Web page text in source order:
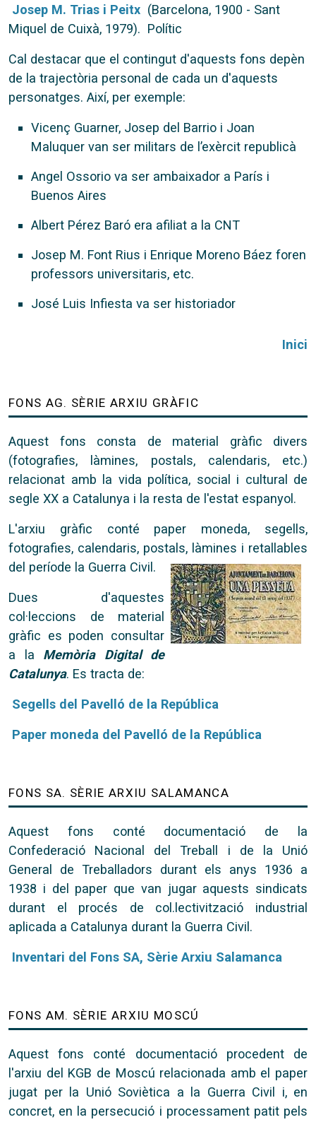
Josep M. Trias i Peitx (Barcelona, 1900 - Sant
Miquel de Cuixà, 1979). Polític
Cal destacar que el contingut d'aquests fons depèn
de la trajectòria personal de cada un d'aquests
personatges. Així, per exemple:
Vicenç Guarner, Josep del Barrio i Joan
Maluquer van ser militars de l’exèrcit republicà
Angel Ossorio va ser ambaixador a París i
Buenos Aires
Albert Pérez Baró era afiliat a la CNT
Josep M. Font Rius i Enrique Moreno Báez foren
professors universitaris, etc.
José Luis Infiesta va ser historiador
Inici
FONS AG. SÈRIE ARXIU GRÀFIC
Aquest fons consta de material gràfic divers
(fotografies, làmines, postals, calendaris, etc.)
relacionat amb la vida política, social i cultural de
segle XX a Catalunya i la resta de l'estat espanyol.
L'arxiu gràfic conté paper moneda, segells,
fotografies, calendaris, postals, làmines i retallables
del període la Guerra Civil.
Dues d'aquestes
col·leccions de material
gràfic es poden consultar
a la Memòria Digital de
Catalunya. Es tracta de:
Segells del Pavelló de la República
Paper moneda del Pavelló de la República
FONS SA. SÈRIE ARXIU SALAMANCA
Aquest fons conté documentació de la
Confederació Nacional del Treball i de la Unió
General de Treballadors durant els anys 1936 a
1938 i del paper que van jugar aquests sindicats
durant el procés de col.lectivització industrial
aplicada a Catalunya durant la Guerra Civil.
Inventari del Fons SA, Sèrie Arxiu Salamanca
FONS AM. SÈRIE ARXIU MOSCÚ
Aquest fons conté documentació procedent de
l'arxiu del KGB de Moscú relacionada amb el paper
jugat per la Unió Soviètica a la Guerra Civil i, en
concret, en la persecució i processament patit pels